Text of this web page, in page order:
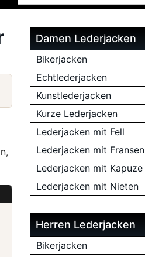
Damen Lederjacken
Bikerjacken
Echtlederjacken
Kunstlederjacken
Kurze Lederjacken
Lederjacken mit Fell
Lederjacken mit Fransen
Lederjacken mit Kapuze
Lederjacken mit Nieten
Herren Lederjacken
Bikerjacken